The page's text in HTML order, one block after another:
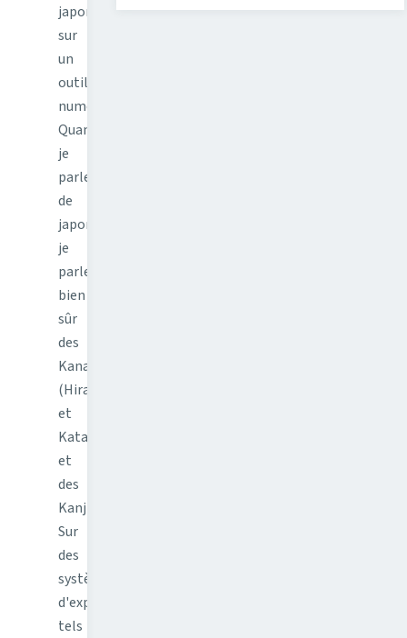
japonais
sur
un
outil
numérique.
Quand
je
parle
de
japonais
je
parle
bien
sûr
des
Kana
(Hiragana
et
Katakana)
et
des
Kanji.
Sur
des
systèmes
d'exploitation
tels